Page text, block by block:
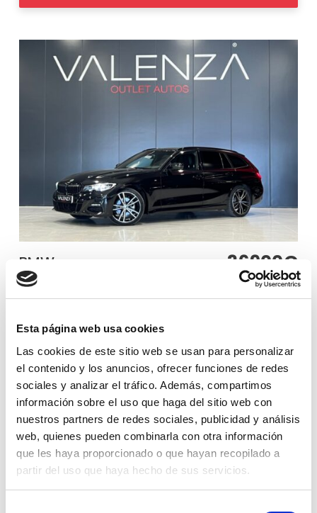
Esta página web usa cookies
Las cookies de este sitio web se usan para personalizar
el contenido y los anuncios, ofrecer funciones de redes
sociales y analizar el tráfico. Además, compartimos
información sobre el uso que haga del sitio web con
nuestros partners de redes sociales, publicidad y análisis
web, quienes pueden combinarla con otra información
que les haya proporcionado o que hayan recopilado a
partir del uso que haya hecho de sus servicios.
BMW 36900€
BMW Serie 3 320D MHEV
Ver coche
Página 1 de 1
VEHÍCULOS BMW DE